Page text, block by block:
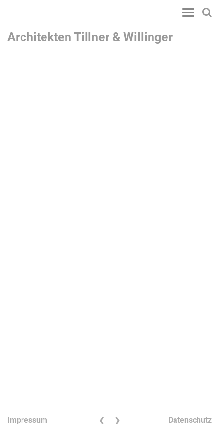
Toggle
Architekten Tillner & Willinger
Impressum ‹ › Datenschutz